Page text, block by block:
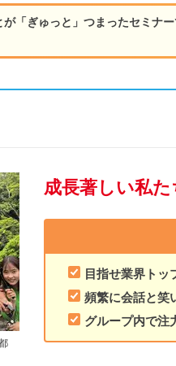
「ぎゅっと」つまったセミナ
成長著しい私
目指せ業界トッ
頻繁に会話と笑
グループ内で注